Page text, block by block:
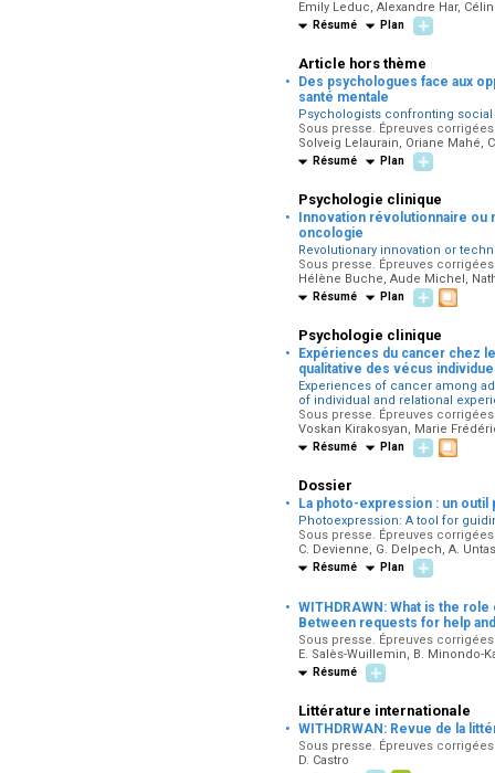
Emily Leduc, Alexandre Har,
Résumé Plan
Article hors thème
·
Des psychologues face aux
santé mentale
Psychologists confronting
Sous presse. Épreuves
Solveig Lelaurain, Oriane Mahé,
Résumé Plan
Psychologie clinique
·
Innovation révolutionnaire ou
oncologie
Revolutionary innovation or
Sous presse. Épreuves
Hélène Buche, Aude Michel,
Résumé Plan
Psychologie clinique
·
Expériences du cancer chez
qualitative des vécus
Experiences of cancer among
of individual and relational
Sous presse. Épreuves
Voskan Kirakosyan, Marie
Résumé Plan
Dossier
· La photo-expression : un
Photoexpression: A tool for
Sous presse. Épreuves
C. Devienne, G. Delpech, A. Untas
Résumé Plan
· WITHDRAWN: What is the
Between requests for help
Sous presse. Épreuves
E. Salès-Wuillemin, B. Minondo-
Résumé
Littérature internationale
· WITHDRWAN: Revue de la
Sous presse. Épreuves
D. Castro